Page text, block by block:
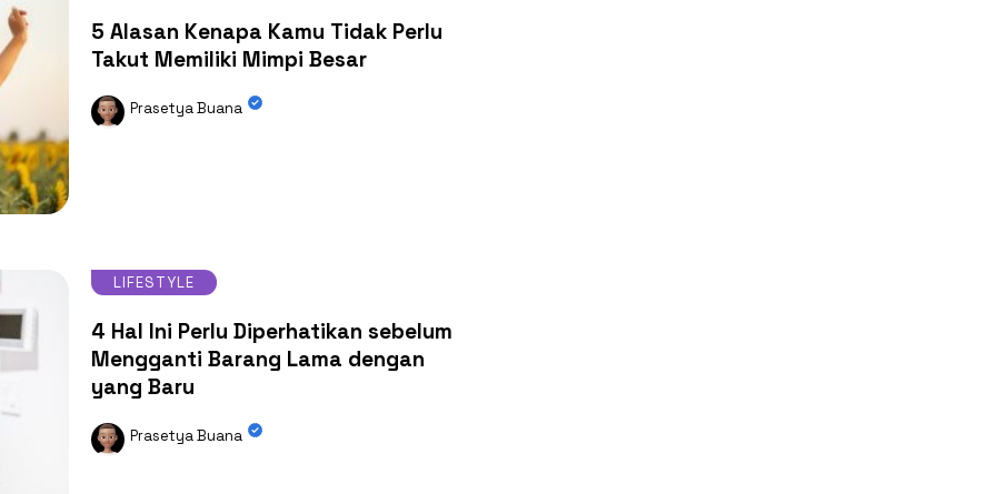
5 Alasan Kenapa Kamu Tidak Perlu
Takut Memiliki Mimpi Besar
Prasetya Buana
LIFESTYLE
4 Hal Ini Perlu Diperhatikan sebelum
Mengganti Barang Lama dengan
yang Baru
Prasetya Buana